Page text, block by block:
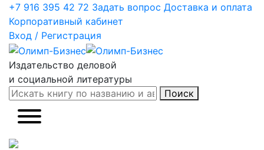
+7 916 395 42 72 Задать вопрос Доставка и оплата
Корпоративный кабинет
Вход / Регистрация
Издательство деловой
и социальной литературы
Поиск